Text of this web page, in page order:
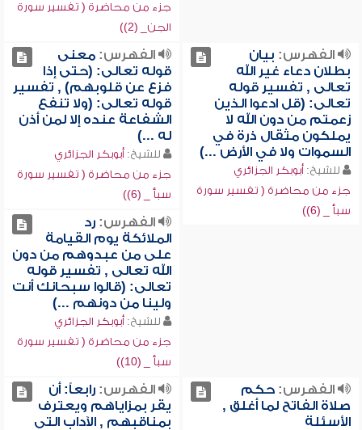
جزء من محاضرة ( تفسير سورة
الجن_ (2))
الفهرس: بيان
بطلان دعاء غير الله
تعالى , تفسير قوله
تعالى: (قل ادعوا الذين
زعمتم من دون الله لا
يملكون مثقال ذرة في
السموات ولا في الأرض ...)
للشيخ: أبوبكر الجزائري
جزء من محاضرة ( تفسير سورة
سبأ _ (6))
الفهرس:معنى
قوله تعالى: (حتى إذا
فزع عن قلوبهم) , تفسير
قوله تعالى: (ولا تنفع
الشفاعة عنده إلا لمن أذن
له ...)
للشيخ: أبوبكر الجزائري
جزء من محاضرة ( تفسير سورة
سبأ _ (6))
الفهرس:رد
الملائكة يوم القيامة
على من عبدوهم من دون
الله تعالى , تفسير قوله
تعالى: (قالوا سبحانك أنت
ولينا من دونهم ...)
للشيخ: أبوبكر الجزائري
جزء من محاضرة ( تفسير سورة
سبأ _ (10))
الفهرس:حكم
صلاة الفاتح لما أغلق ,
الأسئلة
الفهرس:رابعاً: أن
يقر بمزاياهم ويعترف
بمناقبهم , الآداب التي